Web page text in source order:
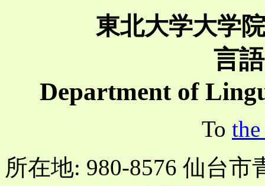
東北大学大学
言
Department of
To
所在地: 980-8576 仙台市